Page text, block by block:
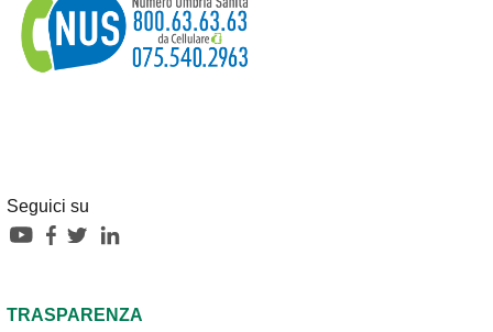
Seguici su
TRASPARENZA